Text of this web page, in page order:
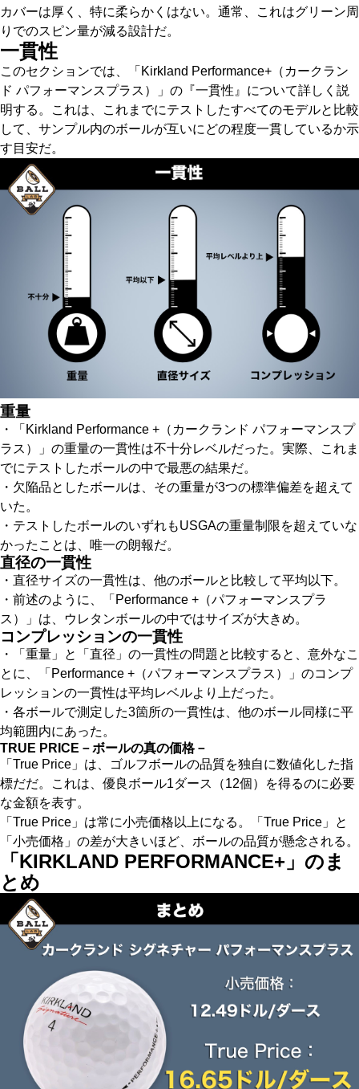
カバーは厚く、特に柔らかくはない。通常、これはグリーン周
りでのスピン量が減る設計だ。
一貫性
このセクションでは、「Kirkland Performance+（カークラン
ド パフォーマンスプラス）」の『一貫性』について詳しく説
明する。これは、これまでにテストしたすべてのモデルと比較
して、サンプル内のボールが互いにどの程度一貫しているか示
す目安だ。
重量
・「Kirkland Performance +（カークランド パフォーマンスプ
ラス）」の重量の一貫性は不十分レベルだった。実際、これま
でにテストしたボールの中で最悪の結果だ。
・欠陥品としたボールは、その重量が3つの標準偏差を超えて
いた。
・テストしたボールのいずれもUSGAの重量制限を超えていな
かったことは、唯一の朗報だ。
直径の一貫性
・直径サイズの一貫性は、他のボールと比較して平均以下。
・前述のように、「Performance +（パフォーマンスプラ
ス）」は、ウレタンボールの中ではサイズが大きめ。
コンプレッションの一貫性
・「重量」と「直径」の一貫性の問題と比較すると、意外なこ
とに、「Performance +（パフォーマンスプラス）」のコンプ
レッションの一貫性は平均レベルより上だった。
・各ボールで測定した3箇所の一貫性は、他のボール同様に平
均範囲内にあった。
TRUE PRICE－ボールの真の価格－
「True Price」は、ゴルフボールの品質を独自に数値化した指
標だだ。これは、優良ボール1ダース（12個）を得るのに必要
な金額を表す。
「True Price」は常に小売価格以上になる。「True Price」と
「小売価格」の差が大きいほど、ボールの品質が懸念される。
「KIRKLAND PERFORMANCE+」のま
とめ